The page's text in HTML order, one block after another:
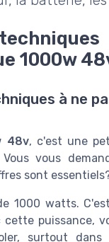
1000w
à ne
48v, c'est une
vous
sont
1000 watts.
puissance,
surtout dans